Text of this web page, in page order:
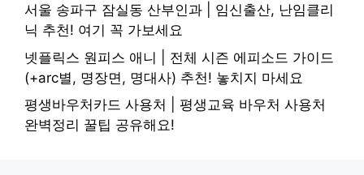
서울 송파구 잠실동 산부인과 | 임신출산, 난임클리
닉 추천! 여기 꼭 가보세요
넷플릭스 원피스 애니 | 전체 시즌 에피소드 가이드
(+arc별, 명장면, 명대사) 추천! 놓치지 마세요
평생바우처카드 사용처 | 평생교육 바우처 사용처
완벽정리 꿀팁 공유해요!